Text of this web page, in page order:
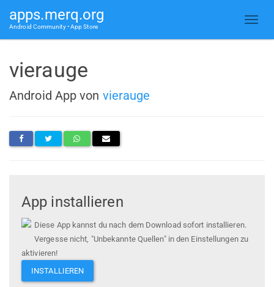
apps.merq.org
Android Community • App Store
vierauge
Android App von vierauge
App installieren
Diese App kannst du nach dem Download sofort installieren.
Vergesse nicht, "Unbekannte Quellen" in den Einstellungen zu
aktivieren!
INSTALLIEREN